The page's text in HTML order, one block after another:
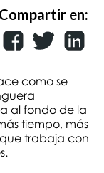
Compartir en:
como se
al fondo de la
tiempo, más
trabaja con